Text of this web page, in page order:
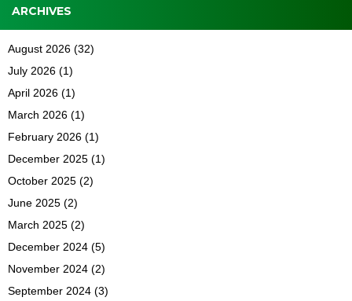
ARCHIVES
August 2026 (32)
July 2026 (1)
April 2026 (1)
March 2026 (1)
February 2026 (1)
December 2025 (1)
October 2025 (2)
June 2025 (2)
March 2025 (2)
December 2024 (5)
November 2024 (2)
September 2024 (3)